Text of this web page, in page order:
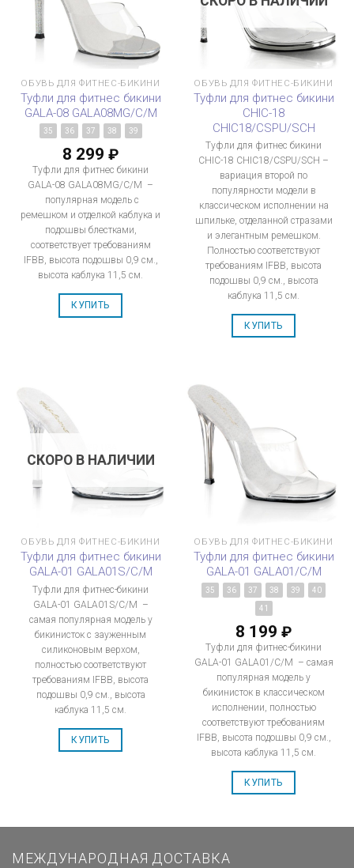
ОБУВЬ ДЛЯ ФИТНЕС-БИКИНИ
Туфли для фитнес бикини
GALA-08 GALA08MG/C/M
35 36 37 38 39
8 299 ₽
Туфли для фитнес бикини
GALA-08 GALA08MG/C/M –
популярная модель с
ремешком и отделкой каблука и
подошвы блестками,
соответствует требованиям
IFBB, высота подошвы 0,9 см.,
высота каблука 11,5 см.
КУПИТЬ
ОБУВЬ ДЛЯ ФИТНЕС-БИКИНИ
Туфли для фитнес бикини
CHIC-18
CHIC18/CSPU/SCH
Туфли для фитнес бикини
CHIC-18 CHIC18/CSPU/SCH –
вариация второй по
популярности модели в
классическом исполнении на
шпильке, отделанной стразами
и элегантным ремешком.
Полностью соответствуют
требованиям IFBB, высота
подошвы 0,9 см., высота
каблука 11,5 см.
КУПИТЬ
СКОРО В НАЛИЧИИ
ОБУВЬ ДЛЯ ФИТНЕС-БИКИНИ
Туфли для фитнес бикини
GALA-01 GALA01S/C/M
Туфли для фитнес-бикини
GALA-01 GALA01S/C/M –
самая популярная модель у
бикинисток с зауженным
силиконовым верхом,
полностью соответствуют
требованиям IFBB, высота
подошвы 0,9 см., высота
каблука 11,5 см.
КУПИТЬ
ОБУВЬ ДЛЯ ФИТНЕС-БИКИНИ
Туфли для фитнес бикини
GALA-01 GALA01/C/M
35 36 37 38 39 40
41
8 199 ₽
Туфли для фитнес-бикини
GALA-01 GALA01/C/M – самая
популярная модель у
бикинисток в классическом
исполнении, полностью
соответствуют требованиям
IFBB, высота подошвы 0,9 см.,
высота каблука 11,5 см.
КУПИТЬ
МЕЖДУНАРОДНАЯ ДОСТАВКА